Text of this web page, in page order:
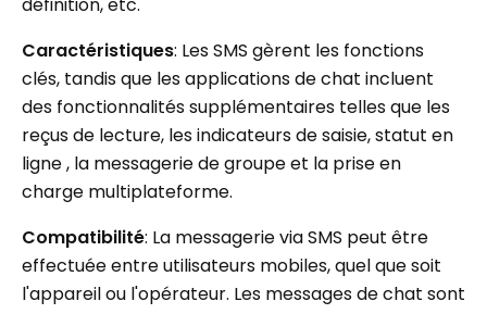
Caractéristiques: Les SMS gèrent les fonctions
clés, tandis que les applications de chat incluent
des fonctionnalités supplémentaires telles que les
reçus de lecture, les indicateurs de saisie, statut en
ligne , la messagerie de groupe et la prise en
charge multiplateforme.
Compatibilité: La messagerie via SMS peut être
effectuée entre utilisateurs mobiles, quel que soit
l'appareil ou l'opérateur. Les messages de chat sont